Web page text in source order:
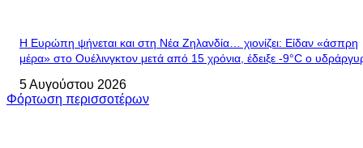
Η Ευρώπη ψήνεται και στη Νέα Ζηλανδία… χιονίζει: Είδαν «άσπρη
μέρα» στο Ουέλινγκτον μετά από 15 χρόνια, έδειξε -9°C ο
5 Αυγούστου 2026
Φόρτωση περισσοτέρων